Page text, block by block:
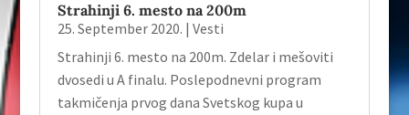
Strahinji 6. mesto na 200m
25. September 2020. | Vesti
Strahinji 6. mesto na 200m. Zdelar i mešoviti
dvosedi u A finalu. Poslepodnevni program
takmičenja prvog dana Svetskog kupa u